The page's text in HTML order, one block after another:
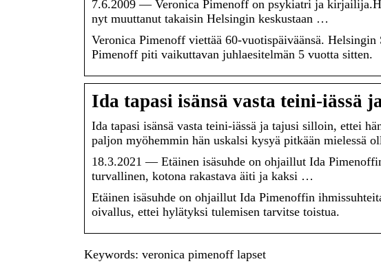
7.6.2009 — Veronica Pimenoff on psykiatri ja
nyt muuttanut takaisin Helsingin keskustaan …
Veronica Pimenoff viettää 60-vuotispäiväänsä.
Pimenoff piti vaikuttavan juhlaesitelmän 5 vuotta sitten.
Ida tapasi isänsä vasta teini-iässä
Ida tapasi isänsä vasta teini-iässä ja tajusi silloin, ettei
paljon myöhemmin hän uskalsi kysyä pitkään mielessä
18.3.2021 — Etäinen isäsuhde on ohjaillut Ida
turvallinen, kotona rakastava äiti ja kaksi …
Etäinen isäsuhde on ohjaillut Ida Pimenoffin
oivallus, ettei hylätyksi tulemisen tarvitse toistua.
Keywords: veronica pimenoff lapset